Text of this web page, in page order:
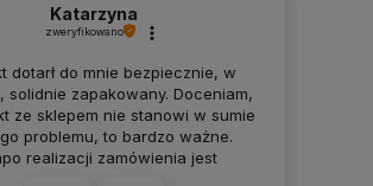
Katarzyna
zweryfikowano
dotarł do mnie bezpiecznie, w
solidnie zapakowany. Doceniam,
ze sklepem nie stanowi w sumie
problemu, to bardzo ważne.
realizacji zamówienia jest